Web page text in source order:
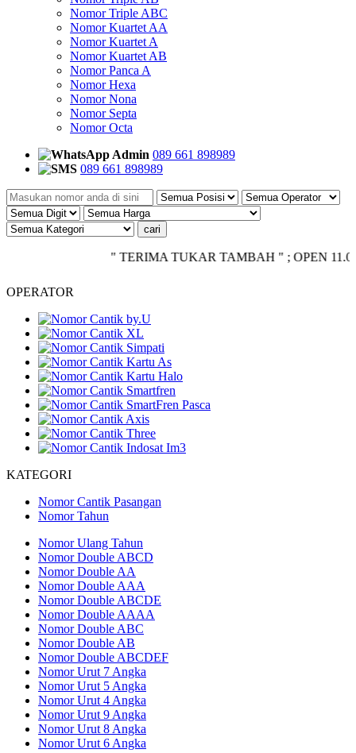
Nomor Triple ABC
Nomor Kuartet AA
Nomor Kuartet A
Nomor Kuartet AB
Nomor Panca A
Nomor Hexa
Nomor Nona
Nomor Septa
Nomor Octa
Admin 089 661 898989
089 661 898989
" TERIMA TUKAR TAMBAH " ; OPEN 11.00 -
OPERATOR
KATEGORI
Nomor Cantik Pasangan
Nomor Tahun
Nomor Ulang Tahun
Nomor Double ABCD
Nomor Double AA
Nomor Double AAA
Nomor Double ABCDE
Nomor Double AAAA
Nomor Double ABC
Nomor Double AB
Nomor Double ABCDEF
Nomor Urut 7 Angka
Nomor Urut 5 Angka
Nomor Urut 4 Angka
Nomor Urut 9 Angka
Nomor Urut 8 Angka
Nomor Urut 6 Angka